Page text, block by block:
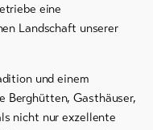
eine
Landschaft unserer
und einem
Berghütten, Gasthäuser,
nicht nur exzellente